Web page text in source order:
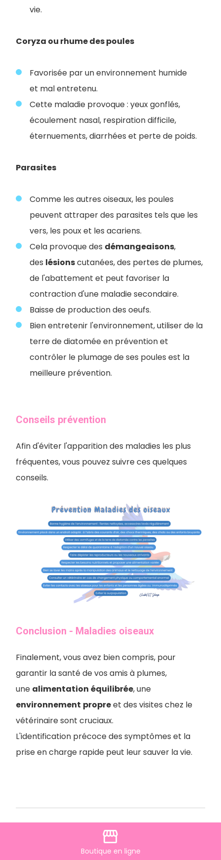
vie.
Coryza ou rhume des poules
Favorisée par un environnement humide
et mal entretenu.
Cette maladie provoque : yeux gonflés,
écoulement nasal, respiration difficile,
éternuements, diarrhées et perte de poids.
Parasites
Comme les autres oiseaux, les poules
peuvent attraper des parasites tels que les
vers, les poux et les acariens.
Cela provoque des démangeaisons,
des lésionscutanées, des pertes de plumes,
de l'abattement et peut favoriser la
contraction d'une maladie secondaire.
Baisse de production des oeufs.
Bien entretenir l'environnement, utiliser de la
terre de diatomée en prévention et
contrôler le plumage de ses poules est la
meilleure prévention.
Conseils prévention
Afin d'éviter l'apparition des maladies les plus
fréquentes, vous pouvez suivre ces quelques
conseils.
Conclusion - Maladies oiseaux
Finalement, vous avez bien compris, pour
garantir la santé de vos amis à plumes,
une alimentation équilibrée, une
environnement propreet des visites chez le
vétérinaire sont cruciaux.
L'identification précoce des symptômes et la
prise en charge rapide peut leur sauver la vie.
Par Mélany Marchalstorefront
Boutique en ligne